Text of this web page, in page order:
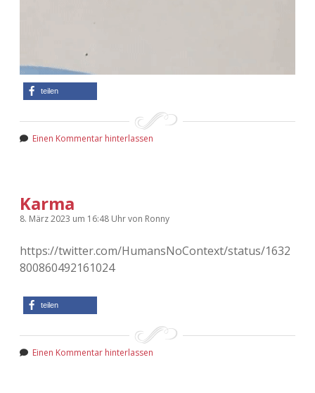
teilen
Einen Kommentar hinterlassen
Karma
8. März 2023 um 16:48 Uhrvon Ronny
https://twitter.com/HumansNoContext/status/1632
800860492161024
teilen
Einen Kommentar hinterlassen